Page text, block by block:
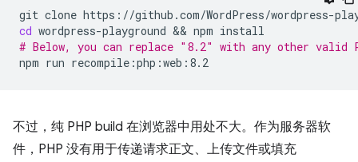
git clone
cd wordpress-playground && npm
# Below, you can replace "8.2" with any other valid
npm run
不过，纯 PHP build 在浏览器中用处不大。作为服务器软
件，PHP 没有用于传递请求正文、上传文件或填充